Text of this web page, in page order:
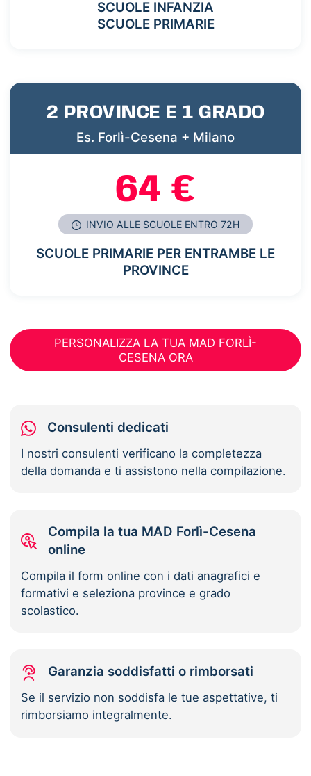
SCUOLE INFANZIA
SCUOLE PRIMARIE
2 PROVINCE E 1 GRADO
Es. Forlì-Cesena + Milano
64 €
INVIO ALLE SCUOLE ENTRO 72H
SCUOLE PRIMARIE PER ENTRAMBE LE
PROVINCE
PERSONALIZZA LA TUA MAD FORLÌ-
CESENA ORA
Consulenti dedicati
I nostri consulenti verificano la completezza
della domanda e ti assistono nella compilazione.
Compila la tua MAD Forlì-Cesena
online
Compila il form online con i dati anagrafici e
formativi e seleziona province e grado
scolastico.
Garanzia soddisfatti o rimborsati
Se il servizio non soddisfa le tue aspettative, ti
rimborsiamo integralmente.